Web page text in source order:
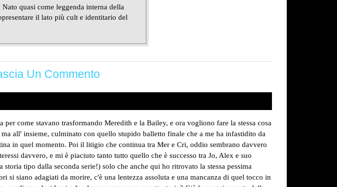
quasi come leggenda interna della
il lato più cult e identitario del
Un Commento
come stavano trasformando Meredith e la Bailey, e ora vogliono fare la stessa cosa
all' insieme, culminato con quello stupido balletto finale che a me ha infastidito da
in quel momento. Poi il litigio che continua tra Mer e Cri, oddio sembrano davvero
davvero, e mi è piaciuto tanto tutto quello che è successo tra Jo, Alex e suo
tipo dalla seconda serie!) solo che anche qui ho ritrovato la stessa pessima
si siano adagiati da morire, c'è una lentezza assoluta e una mancanza di quel tocco in